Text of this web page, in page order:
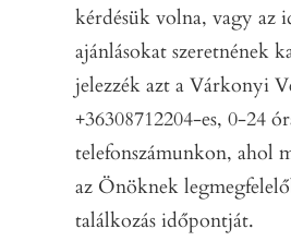
kérdésük volna, vagy az
ajánlásokat szeretnének
jelezzék azt a Várkonyi
+36308712204-es, 0-24
telefonszámunkon, ahol
az Önöknek
találkozás időpontját.